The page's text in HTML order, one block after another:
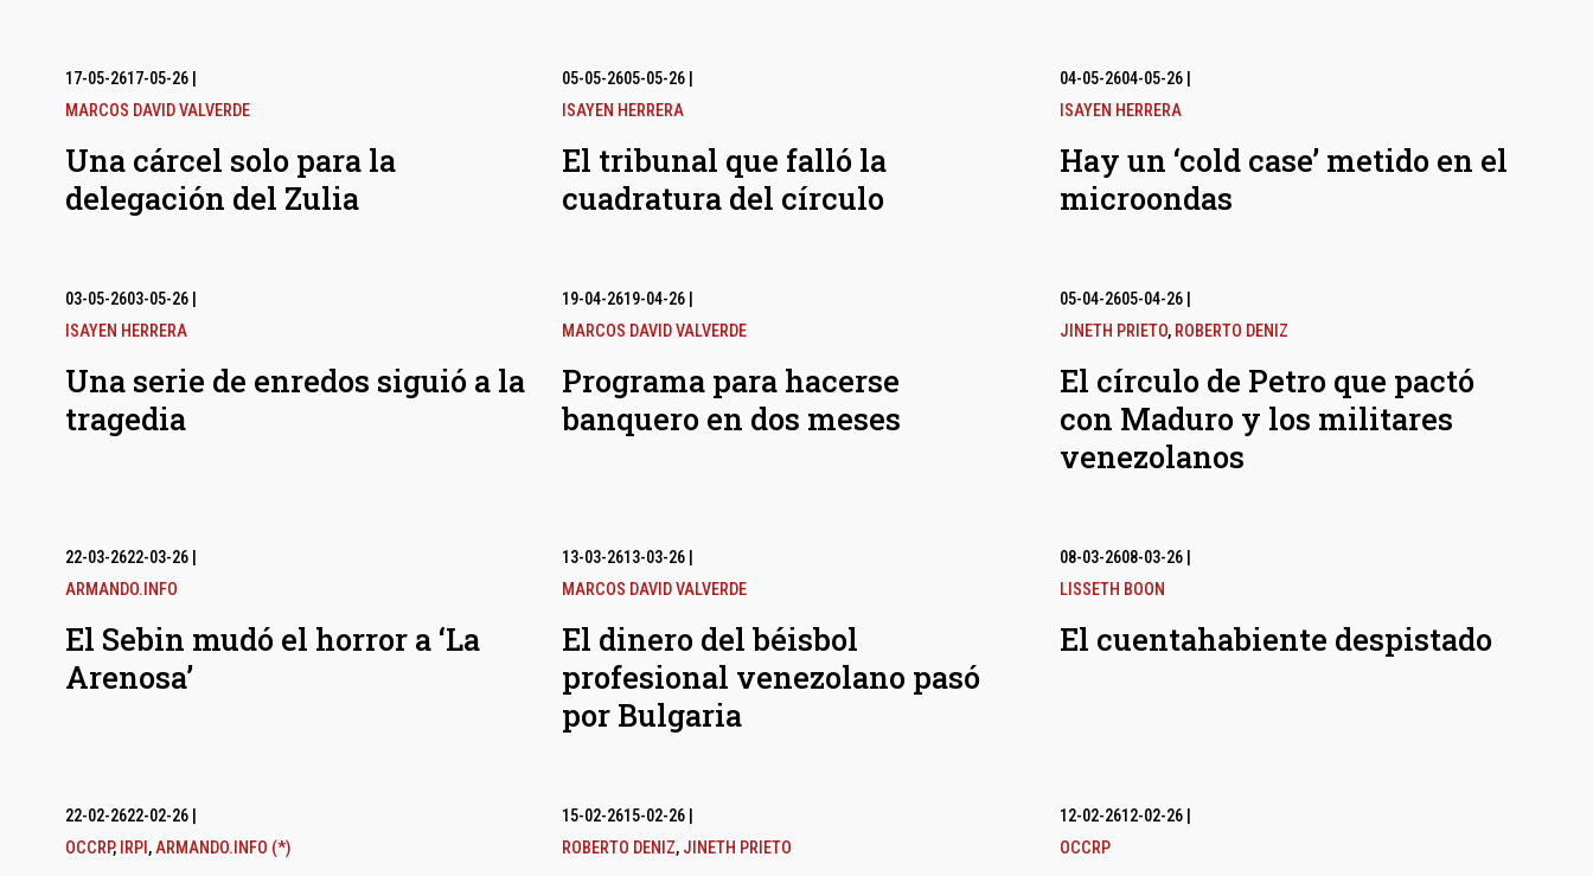
17-05-2617-05-26|
MARCOS DAVID VALVERDE
Una cárcel solo para la
delegación del Zulia
05-05-2605-05-26
ISAYEN HERRERA
El tribunal que falló la
cuadratura del círculo
04-05-2604-05-26|
ISAYEN HERRERA
Hay un ‘cold case’ metido en el
microondas
03-05-2603-05-26|
ISAYEN HERRERA
Una serie de enredos siguió a la
tragedia
19-04-2619-04-26
MARCOS DAVID VALVERDE
Programa para hacerse
banquero en dos meses
05-04-2605-04-26|
JINETH PRIETO, ROBERTO DENIZ
El círculo de Petro que pactó
con Maduro y los militares
venezolanos
22-03-2622-03-26|
ARMANDO.INFO
El Sebin mudó el horror a ‘La
Arenosa’
13-03-2613-03-26
MARCOS DAVID VALVERDE
El dinero del béisbol
profesional venezolano pasó
por Bulgaria
08-03-2608-03-26|
LISSETH BOON
El cuentahabiente despistado
22-02-2622-02-26|
OCCRP, IRPI ,ARMANDO.INFO (*)
15-02-2615-02-26
ROBERTO DENIZ, JINETH PRIETO
12-02-2612-02-26|
OCCRP